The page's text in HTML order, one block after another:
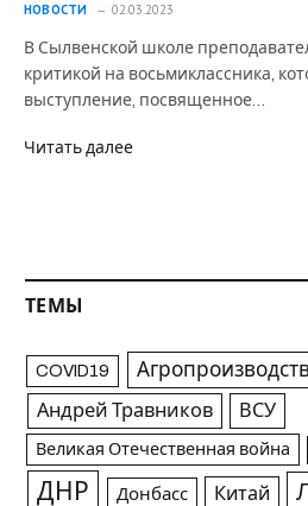
НОВОСТИ 02.03.2023
В Сылвенской школе
критикой на восьмиклассника,
выступление, посвященное…
Читать далее
ТЕМЫ
COVID19
Андрей Травников ВСУ
Великая Отечественная война
ДНР Донбасс Китай